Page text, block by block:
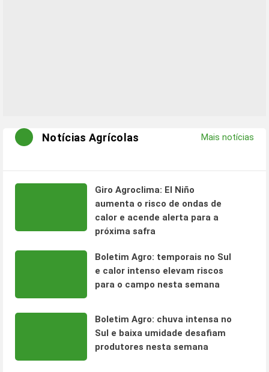
Notícias Agrícolas Mais notícias
Giro Agroclima: El Niño
aumenta o risco de ondas de
calor e acende alerta para a
próxima safra
Boletim Agro: temporais no Sul
e calor intenso elevam riscos
para o campo nesta semana
Boletim Agro: chuva intensa no
Sul e baixa umidade desafiam
produtores nesta semana